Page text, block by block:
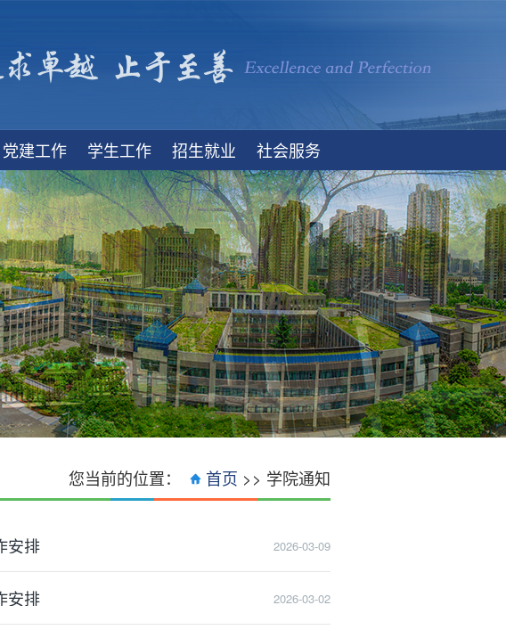
党建工作 学生工作 招生就业 社会服务
您当前的位置： 首页 >> 学院通知
安排 2026-03-09
安排 2026-03-02